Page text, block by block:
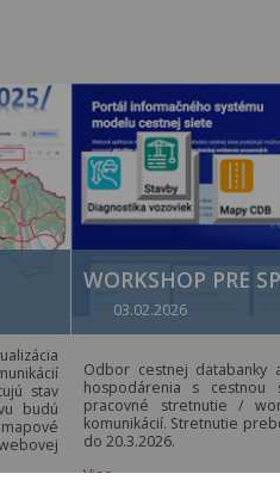
stav
budú
WORKSHOP PRE
03.02.2026
Odbor cestnej databanky
hospodárenia s
pracovné stretnutie /
komunikácií. Stretnutie
do 20.3.2026.
Viac…